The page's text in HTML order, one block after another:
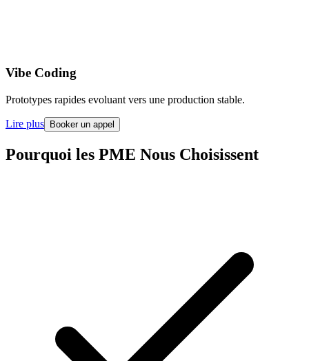
Vibe Coding
Prototypes rapides evoluant vers une production stable.
Lire plus Booker un appel
Pourquoi les PME Nous Choisissent